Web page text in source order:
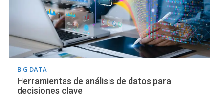
BIG DATA
Herramientas de análisis de datos para
decisiones clave